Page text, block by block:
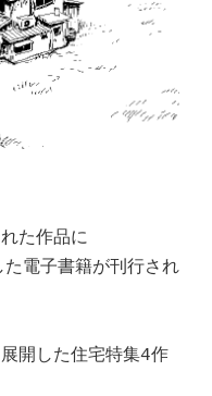
た作品に
電子書籍が刊行され
開した住宅特集4作